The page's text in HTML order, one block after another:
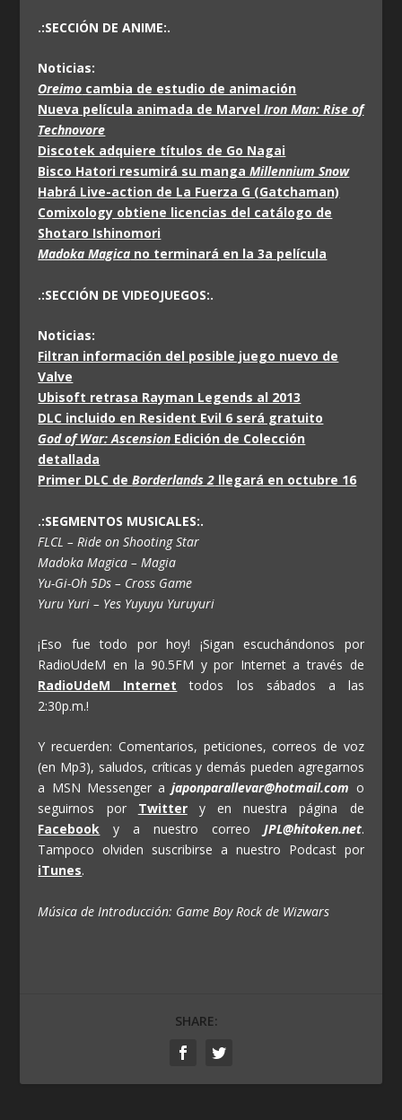
.:SECCIÓN DE ANIME:.
Noticias:
Oreimo cambia de estudio de animación
Nueva película animada de MarvelIron Man: Rise of
Technovore
Discotek adquiere títulos de Go Nagai
Bisco Hatori resumirá su mangaMillennium Snow
Habrá Live-action de La Fuerza G (Gatchaman)
Comixology obtiene licencias del catálogo de
Shotaro Ishinomori
Madoka Magica no terminará en la 3a película
.:SECCIÓN DE VIDEOJUEGOS:.
Noticias:
Filtran información del posible juego nuevo de
Valve
Ubisoft retrasa Rayman Legends al 2013
DLC incluido en Resident Evil 6 será gratuito
God of War: Ascension Edición de Colección
detallada
Primer DLC deBorderlands 2 llegará en octubre 16
.:SEGMENTOS MUSICALES:.
FLCL – Ride on Shooting Star
Madoka Magica – Magia
Yu-Gi-Oh 5Ds – Cross Game
Yuru Yuri – Yes Yuyuyu Yuruyuri
¡Eso fue todo por hoy! ¡Sigan escuchándonos por
RadioUdeM en la 90.5FM y por Internet a través de
RadioUdeM Internet todos los sábados a las
2:30p.m.!
Y recuerden: Comentarios, peticiones, correos de voz
(en Mp3), saludos, críticas y demás pueden agregarnos
a MSN Messenger ajaponparallevar@hotmail.com o
seguirnos por Twittery en nuestra página de
Facebook y a nuestro correo JPL@hitoken.net.
Tampoco olviden suscribirse a nuestro Podcast por
iTunes.
Música de Introducción: Game Boy Rock de Wizwars
SHARE: